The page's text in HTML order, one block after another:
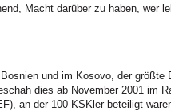
Macht darüber zu haben, wer
und im Kosovo, der größte
dies ab November 2001 im
an der 100 KSKler beteiligt